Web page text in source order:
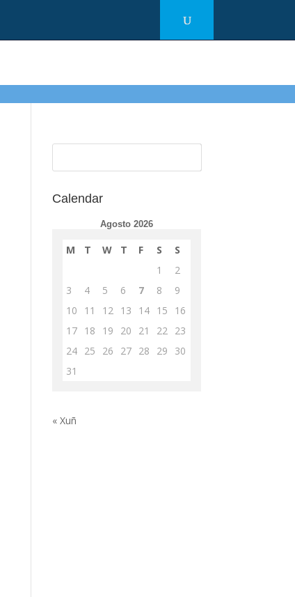
Calendar
Agosto 2026
M T W T F S
S
1
2
3
4 5 6 7 8
9
10
11 12 13 14 15
16
17 18 19 20 21 22
23
24 25 26 27 28 29
30
31
« Xuñ